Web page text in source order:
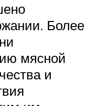
Более
мясной
и